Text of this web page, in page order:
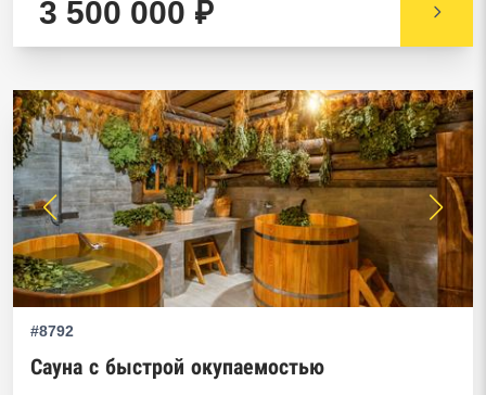
3 500 000 ₽
#8792
Сауна с быстрой окупаемостью